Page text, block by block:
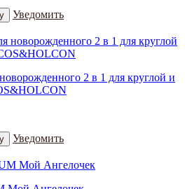
Уведомить
2 в 1 для круглой и
Уведомить